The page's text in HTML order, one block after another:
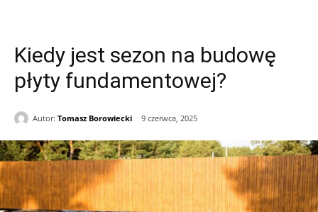
Kiedy jest sezon na budowę
płyty fundamentowej?
Autor: Tomasz Borowiecki 9 czerwca, 2025